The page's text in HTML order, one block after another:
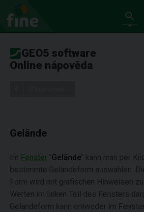
GEO5 software
Online nápověda
Gelände
Im Fenster "Gelände" kann man per
bestimmte Geländeform auswählen.
Form wird mit grafischen Hinweisen
Werten im linken Teil des Fensters
Geländeform kann entweder im